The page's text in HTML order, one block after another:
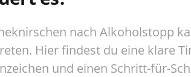
nach Alkoholstopp
Hier findest du eine klare
und einen Schritt-für-